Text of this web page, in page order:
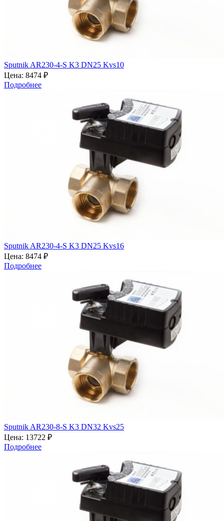
Sputnik AR230-4-S K3 DN25 Kvs10
Цена: 8474 ₽
Подробнее
Sputnik AR230-4-S K3 DN25 Kvs16
Цена: 8474 ₽
Подробнее
Sputnik AR230-8-S K3 DN32 Kvs25
Цена: 13722 ₽
Подробнее